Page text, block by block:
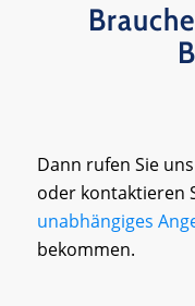
Dann rufen Sie
oder kontaktieren
unabhängiges
bekommen.